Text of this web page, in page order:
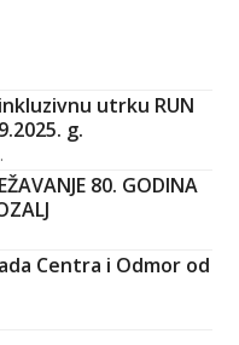
utrku RUN
g.
80. GODINA
Centra i Odmor od